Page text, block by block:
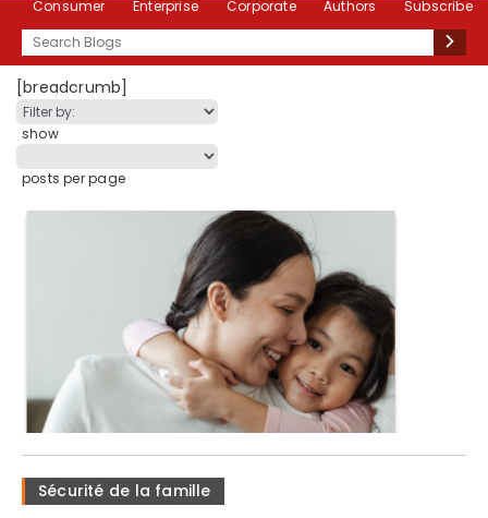
Consumer Enterprise Corporate Authors
Subscribe
Search
[breadcrumb]
show
posts per page
Sécurité de la famille